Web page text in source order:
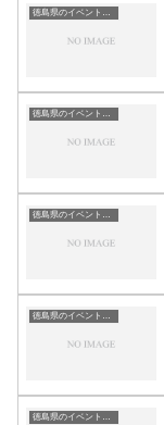
徳島県のイベント会場一覧
徳島県のイベント会場一覧
徳島県のイベント会場一覧
徳島県のイベント会場一覧
徳島県のイベント会場一覧